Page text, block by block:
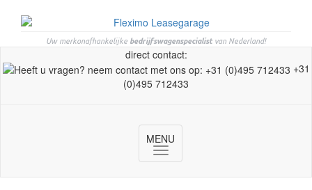
Uw merkonafhankelijke bedrijfswagenspecialistvan Nederland!
direct contact:
+31
(0)495 712433
MENU
Toggle
navigation